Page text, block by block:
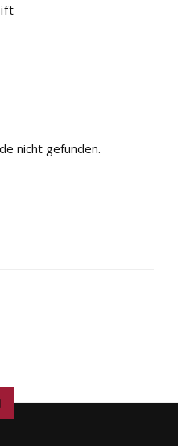
nicht gefunden.